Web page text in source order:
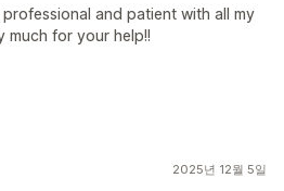
and patient with all my
much for your help!!
2025년 12월 5일